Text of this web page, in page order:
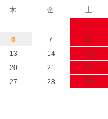
木 金
土
1
6 7
8
13 14
15
20 21
22
27 28
29